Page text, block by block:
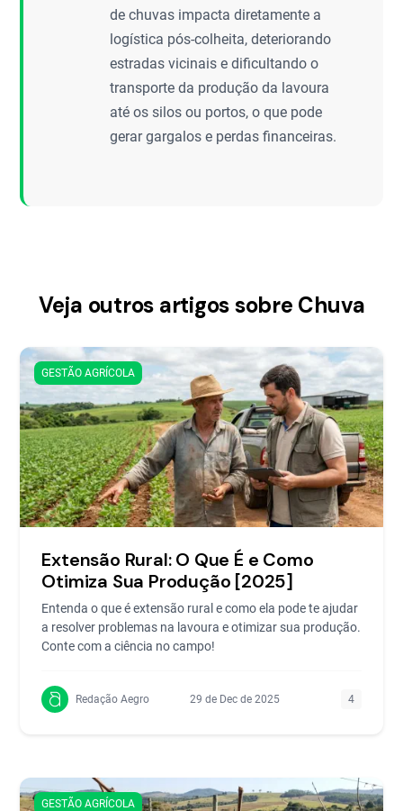
de chuvas impacta diretamente a
logística pós-colheita, deteriorando
estradas vicinais e dificultando o
transporte da produção da lavoura
até os silos ou portos, o que pode
gerar gargalos e perdas financeiras.
Veja outros artigos sobre Chuva
GESTÃO AGRÍCOLA
Extensão Rural: O Que É e Como
Otimiza Sua Produção [2025]
Entenda o que é extensão rural e como ela pode te ajudar
a resolver problemas na lavoura e otimizar sua produção.
Conte com a ciência no campo!
Redação Aegro 29 de Dec de 2025 4
GESTÃO AGRÍCOLA